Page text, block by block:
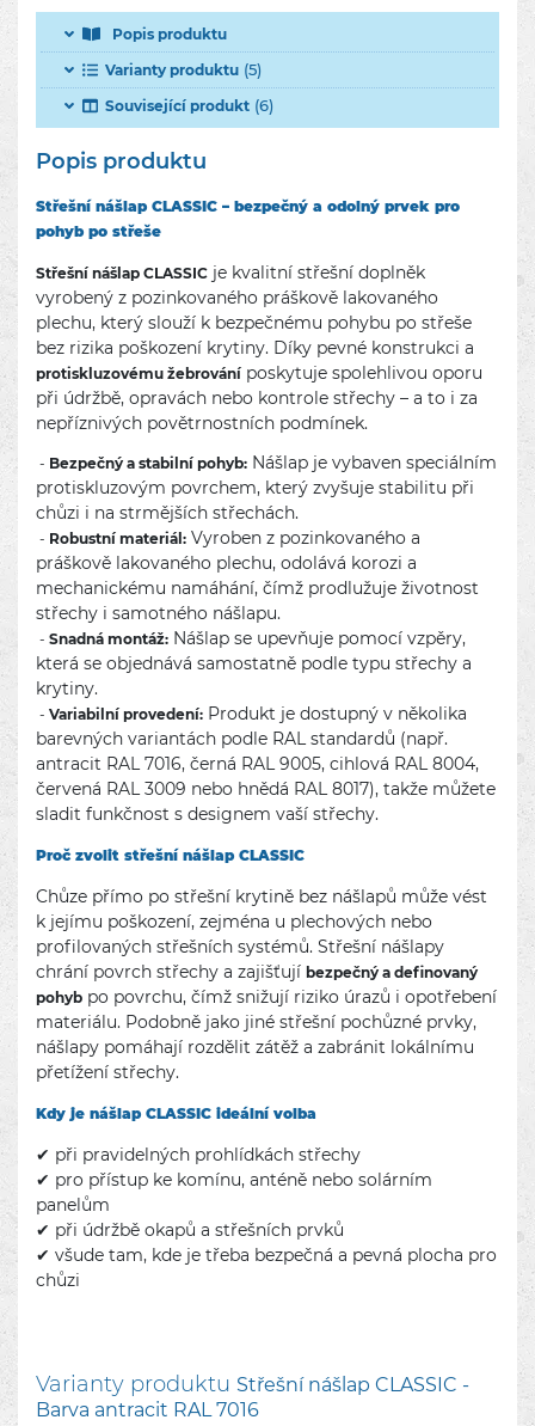
Popis produktu
Varianty produktu (5)
Související produkt (6)
Popis produktu
Střešní nášlap CLASSIC – bezpečný a odolný prvek pro
pohyb po střeše
Střešní nášlap CLASSIC je kvalitní střešní doplněk
vyrobený z pozinkovaného práškově lakovaného
plechu, který slouží k bezpečnému pohybu po střeše
bez rizika poškození krytiny. Díky pevné konstrukci a
protiskluzovému žebrování poskytuje spolehlivou oporu
při údržbě, opravách nebo kontrole střechy – a to i za
nepříznivých povětrnostních podmínek.
- Bezpečný a stabilní pohyb: Nášlap je vybaven speciálním
protiskluzovým povrchem, který zvyšuje stabilitu při
chůzi i na strmějších střechách.
- Robustní materiál: Vyroben z pozinkovaného a
práškově lakovaného plechu, odolává korozi a
mechanickému namáhání, čímž prodlužuje životnost
střechy i samotného nášlapu.
- Snadná montáž: Nášlap se upevňuje pomocí vzpěry,
která se objednává samostatně podle typu střechy a
krytiny.
- Variabilní provedení: Produkt je dostupný v několika
barevných variantách podle RAL standardů (např.
antracit RAL 7016, černá RAL 9005, cihlová RAL 8004,
červená RAL 3009 nebo hnědá RAL 8017), takže můžete
sladit funkčnost s designem vaší střechy.
Proč zvolit střešní nášlap CLASSIC
Chůze přímo po střešní krytině bez nášlapů může vést
k jejímu poškození, zejména u plechových nebo
profilovaných střešních systémů. Střešní nášlapy
chrání povrch střechy a zajišťují bezpečný a definovaný
pohyb po povrchu, čímž snižují riziko úrazů i opotřebení
materiálu. Podobně jako jiné střešní pochůzné prvky,
nášlapy pomáhají rozdělit zátěž a zabránit lokálnímu
přetížení střechy.
Kdy je nášlap CLASSIC ideální volba
✔ při pravidelných prohlídkách střechy
✔ pro přístup ke komínu, anténě nebo solárním
panelům
✔ při údržbě okapů a střešních prvků
✔ všude tam, kde je třeba bezpečná a pevná plocha pro
chůzi
Varianty produktu Střešní nášlap CLASSIC -
Barva antracit RAL 7016